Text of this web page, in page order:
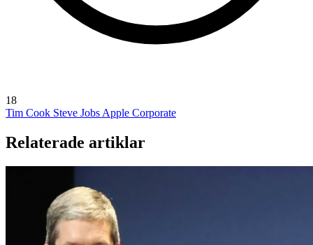
18
Tim Cook Steve Jobs Apple Corporate
Relaterade artiklar